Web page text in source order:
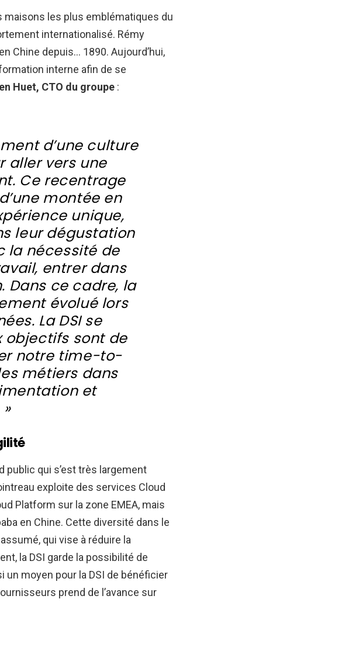
maisons les plus emblématiques du
internationalisé. Rémy
Chine depuis… 1890. Aujourd’hui,
interne afin de se
Huet, CTO du groupe :
d’une culture
aller vers une
Ce recentrage
montée en
unique,
leur dégustation
la nécessité de
entrer dans
Dans ce cadre, la
évolué lors
La DSI se
objectifs sont de
notre time-to-
métiers dans
et
public qui s’est très largement
exploite des services Cloud
Platform sur la zone EMEA, mais
en Chine. Cette diversité dans le
qui vise à réduire la
la DSI garde la possibilité de
un moyen pour la DSI de bénéficier
prend de l’avance sur